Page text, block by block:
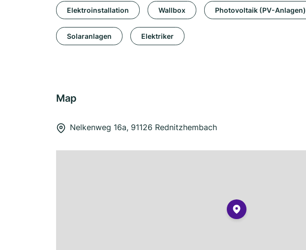
Elektroinstallation Wallbox Photovoltaik (PV-Anlagen)
Solaranlagen Elektriker
Map
Nelkenweg 16a, 91126 Rednitzhembach